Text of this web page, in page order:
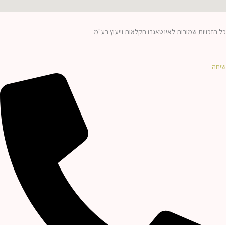
כל הזכויות שמורות לאינטאגרו חקלאות וייעוץ בע"מ
שיחה